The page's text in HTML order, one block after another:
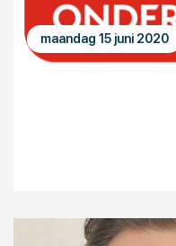
maandag 15 juni 2020
Kennispoort Drenthe